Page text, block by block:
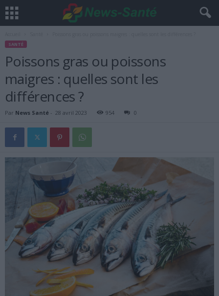
SANTÉ
Poissons gras ou poissons
maigres : quelles sont les
différences ?
Par News Santé - 28 avril 2023 954 0